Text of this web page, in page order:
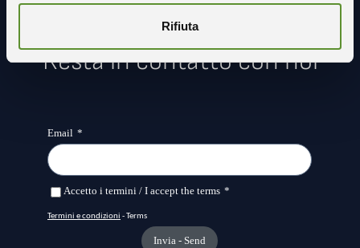
Rifiuta
Resta in contatto con noi